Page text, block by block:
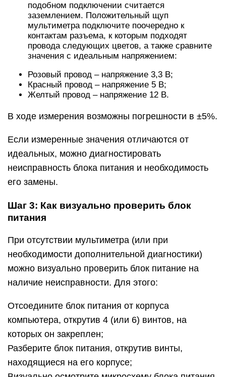
которых он закреплен;
Разберите блок питания, открутив винты,
находящиеся на его корпусе;
Визуально осмотрите микросхему блока питания
Обратить внимание необходимо на
конденсаторы. Если они вздуты, то их выход из
питания. В подобной ситуации (при желании)
можно перепаять конденсаторы, заменив их на
аналогичные по номиналу
В подобной ситуации (при желании) можно
перепаять конденсаторы, заменив их на
аналогичные по номиналу.
Когда проблем с конденсаторами не
наблюдается, рекомендуется удалить всю пыль
из блока питания, смазать вентилятор и собрать
устройство обратно, а после попробовать
подключить.
Особенности
Не секрет, что современные блоки питания (БП)
стали мощнее, имеют улучшенные
характеристики и конечно же современный